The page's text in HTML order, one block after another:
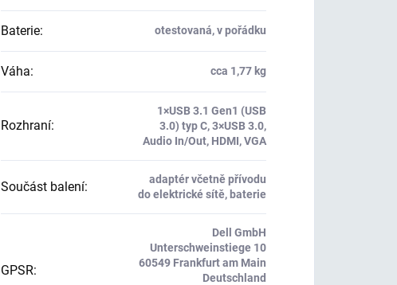
Baterie: otestovaná, v pořádku
Váha: cca 1,77 kg
Rozhraní:
1×USB 3.1 Gen1 (USB
3.0) typ C, 3×USB 3.0,
Audio In/Out, HDMI, VGA
Součást balení:
adaptér včetně přívodu
do elektrické sítě, baterie
GPSR:
Dell GmbH
Unterschweinstiege 10
60549 Frankfurt am Main
Deutschland